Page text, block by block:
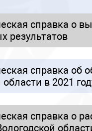
справка о
результатов
справка об
в 2021
справка о